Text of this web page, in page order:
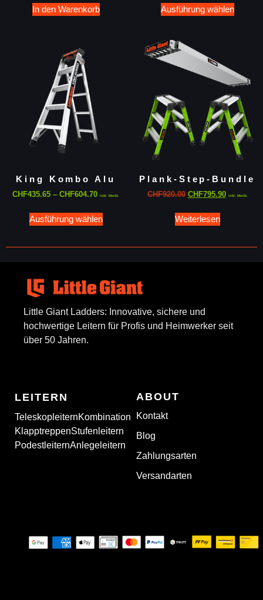
In den Warenkorb Ausführung wählen
King Kombo Alu
CHF435.65 – CHF604.70 inkl. MwSt.
Ausführung wählen
Plank-Step-Bundle
CHF920.00 CHF795.90 inkl. MwSt.
Weiterlesen
Little Giant Ladders: Innovative, sichere und
hochwertige Leitern für Profis und Heimwerker seit
über 50 Jahren.
LEITERN
TeleskopleiternKombination
KlapptreppenStufenleitern
PodestleiternAnlegeleitern
ABOUT
Kontakt
Blog
Zahlungsarten
Versandarten